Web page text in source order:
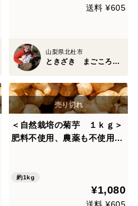
送料 ¥605
山梨県北杜市
ときざき まごころ 農園
＜自然栽培の菊芋 １ｋｇ＞
肥料不使用、農薬も不使用、
菊芋≫を八ヶ岳南麓よりお届
約1kg
¥1,080